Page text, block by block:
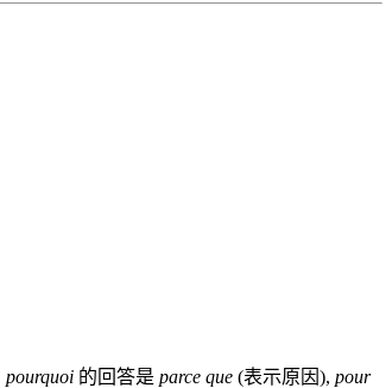
pourquoi 的回答是 parce que (表示原因), pour